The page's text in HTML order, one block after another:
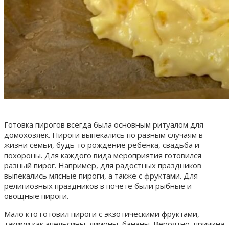
Готовка пирогов всегда была основным ритуалом для
домохозяек. Пироги выпекались по разным случаям в
жизни семьи, будь то рождение ребенка, свадьба и
похороны. Для каждого вида мероприятия готовился
разный пирог. Например, для радостных праздников
выпекались мясные пироги, а также с фруктами. Для
религиозных праздников в почете были рыбные и
овощные пироги.
Мало кто готовил пироги с экзотическими фруктами,